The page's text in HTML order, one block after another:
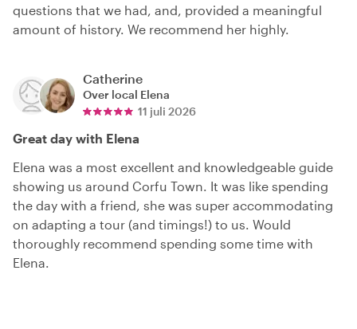
questions that we had, and, provided a meaningful
amount of history. We recommend her highly.
Catherine
Over local Elena
11 juli 2026
Great day with Elena
Elena was a most excellent and knowledgeable guide
showing us around Corfu Town. It was like spending
the day with a friend, she was super accommodating
on adapting a tour (and timings!) to us. Would
thoroughly recommend spending some time with
Elena.